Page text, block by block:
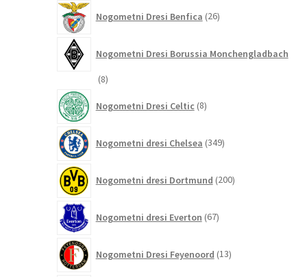
Nogometni Dresi Benfica 26izdelkov
Nogometni Dresi Borussia Monchengladbach
88
Nogometni Dresi Celtic 8izdelkov
Nogometni dresi Chelsea 349izdelkov
Nogometni dresi Dortmund 200izdelkov
Nogometni dresi Everton 67izdelkov
Nogometni Dresi Feyenoord 13izdelkov